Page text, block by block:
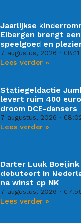
Jaarlijkse
Eibergen brengt
speelgoed en
7 augustus, 2026 08:11
Lees verder »
Statiegeldactie
levert ruim 400
droom DCE-dansers
7 augustus, 2026
Lees verder »
Darter Luuk
debuteert in
na winst op NK
7 augustus, 2026
Lees verder »